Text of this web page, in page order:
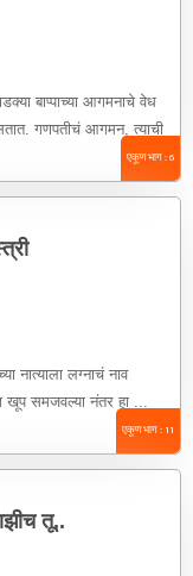
बाप्पाच्या आगमनाचे वेध
गणपतीचं आगमन, त्याची
एकूण भाग : 6
नात्याला लग्नाचं नाव
खूप समजवल्या नंतर हा ...
एकूण भाग : 11
तू..